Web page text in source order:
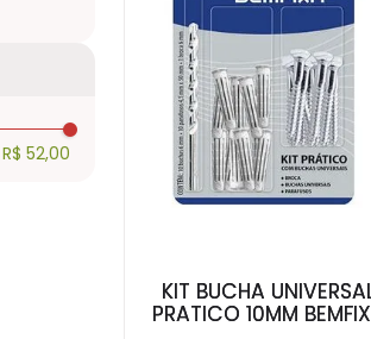
R$ 52,00
KIT BUCHA
PRATICO 10MM